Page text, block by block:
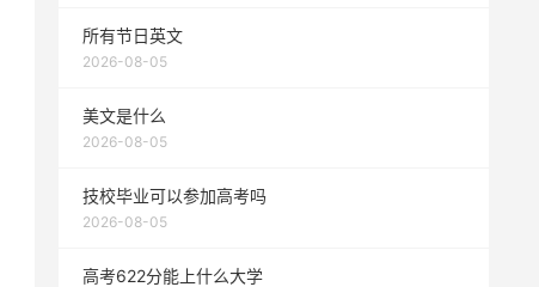
所有节日英文
2026-08-05
美文是什么
2026-08-05
技校毕业可以参加高考吗
2026-08-05
高考622分能上什么大学